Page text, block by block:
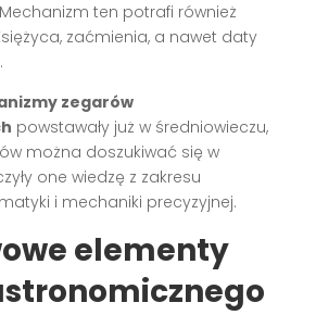
ten potrafi również
zaćmienia, a nawet daty
zegarów
powstawały już w średniowieczu,
można doszukiwać się w
one wiedzę z zakresu
i mechaniki precyzyjnej.
elementy